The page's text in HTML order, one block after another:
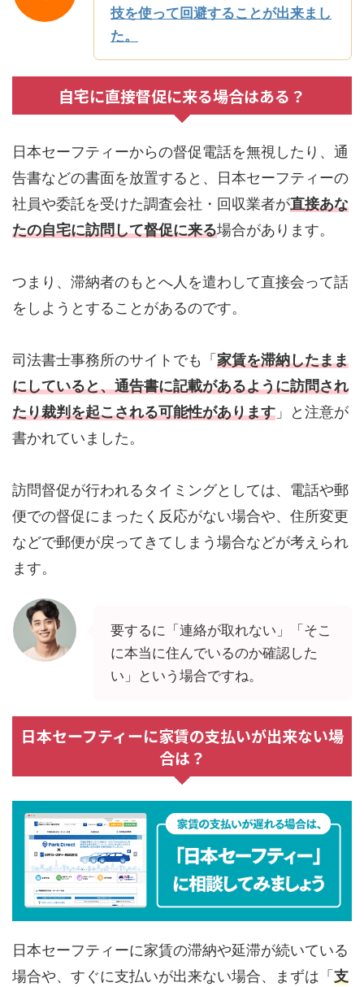
技を使って回避することが出来まし
た。
自宅に直接督促に来る場合はある？
日本セーフティーからの督促電話を無視したり、通
告書などの書面を放置すると、日本セーフティーの
社員や委託を受けた調査会社・回収業者が直接あな
たの自宅に訪問して督促に来る場合があります。
つまり、滞納者のもとへ人を遣わして直接会って話
をしようとすることがあるのです。
司法書士事務所のサイトでも「 家賃を滞納したまま
にしていると、通告書に記載があるように訪問され
たり裁判を起こされる可能性があります 」と注意が
書かれていました。
訪問督促が行われるタイミングとしては、電話や郵
便での督促にまったく反応がない場合や、住所変更
などで郵便が戻ってきてしまう場合などが考えられ
ます。
要するに「連絡が取れない」「そこ
に本当に住んでいるのか確認した
い」という場合ですね。
日本セーフティーに家賃の支払いが出来ない場
合は？
日本セーフティーに家賃の滞納や延滞が続いている
場合や、すぐに支払いが出来ない場合、まずは「 支